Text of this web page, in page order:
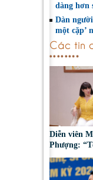
dàng hơn
Dàn
một cặp’
Các tin
Diễn viên
Phượng:
những gì
chọn”